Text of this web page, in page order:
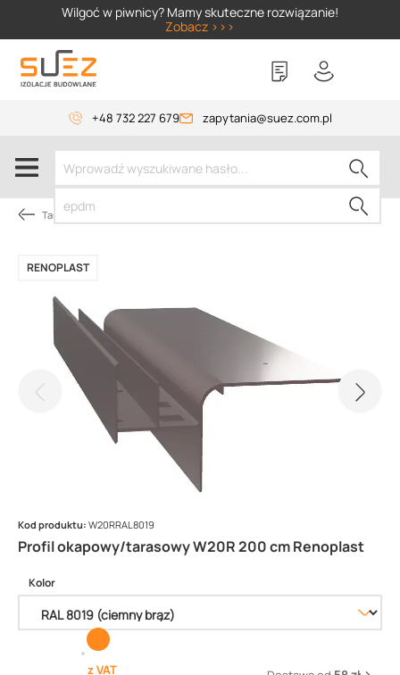
Wilgoć w piwnicy? Mamy skuteczne rozwiązanie!
Zobacz >>>
+48 732 227 679 zapytania@suez.com.pl
Tarasy i balkony wentylowane
Profil okapowy/tarasowy W20R 200 cm Renoplast
RENOPLAST
Kod produktu: W20RRAL8019
Kolor
z VAT